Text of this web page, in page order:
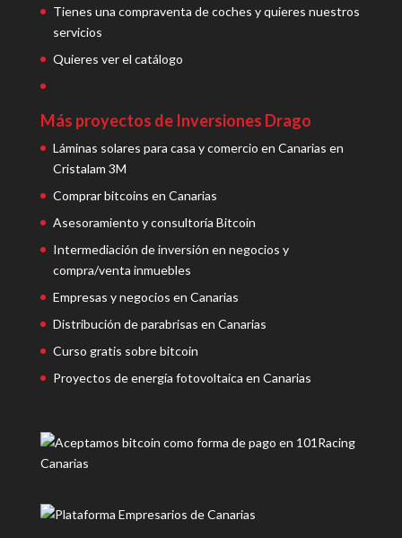
Tienes una compraventa de coches y quieres nuestros
servicios
Quieres ver el catálogo
Más proyectos de Inversiones Drago
Láminas solares para casa y comercio en Canarias en
Cristalam 3M
Comprar bitcoins en Canarias
Asesoramiento y consultoría Bitcoin
Intermediación de inversión en negocios y
compra/venta inmuebles
Empresas y negocios en Canarias
Distribución de parabrisas en Canarias
Curso gratis sobre bitcoin
Proyectos de energía fotovoltaica en Canarias